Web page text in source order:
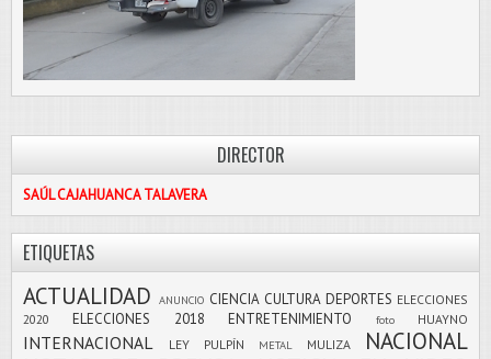
DIRECTOR
SAÚL CAJAHUANCA TALAVERA
ETIQUETAS
ACTUALIDAD ANUNCIO CIENCIA CULTURA DEPORTES ELECCIONES
2020
ELECCIONES 2018 ENTRETENIMIENTO foto HUAYNO
INTERNACIONAL LEY PULPÍN METAL MULIZA
NACIONAL